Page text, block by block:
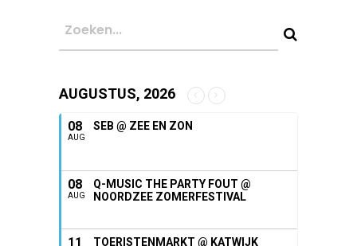
AUGUSTUS, 2026
08
AUG
SEB @ ZEE EN ZON
08
AUG
Q-MUSIC THE PARTY FOUT @
NOORDZEE ZOMERFESTIVAL
11 TOERISTENMARKT @ KATWIJK